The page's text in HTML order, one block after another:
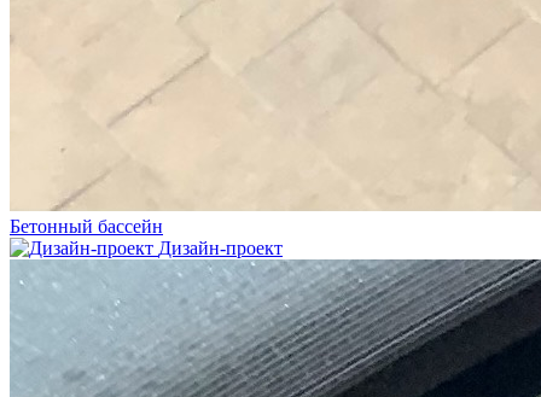
Бетонный бассейн
Дизайн-проект